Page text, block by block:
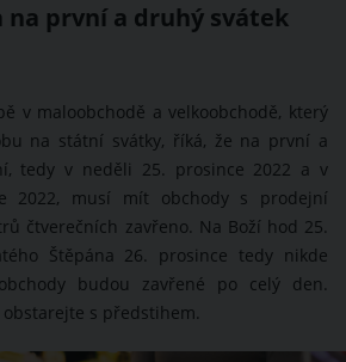
na první a druhý svátek
v maloobchodě a velkoobchodě, který
na státní svátky, říká, že na první a
tedy v neděli 25. prosince 2022 a v
2022, musí mít obchody s prodejní
čtverečních zavřeno. Na Boží hod 25.
Štěpána 26. prosince tedy nikde
budou zavřené po celý den.
s předstihem.